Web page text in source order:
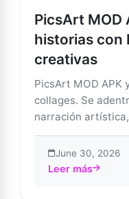
PicsArt MOD
historias con
creativas
PicsArt MOD APK
collages. Se
narración
June 30, 2026
Leer más
about PicsArt